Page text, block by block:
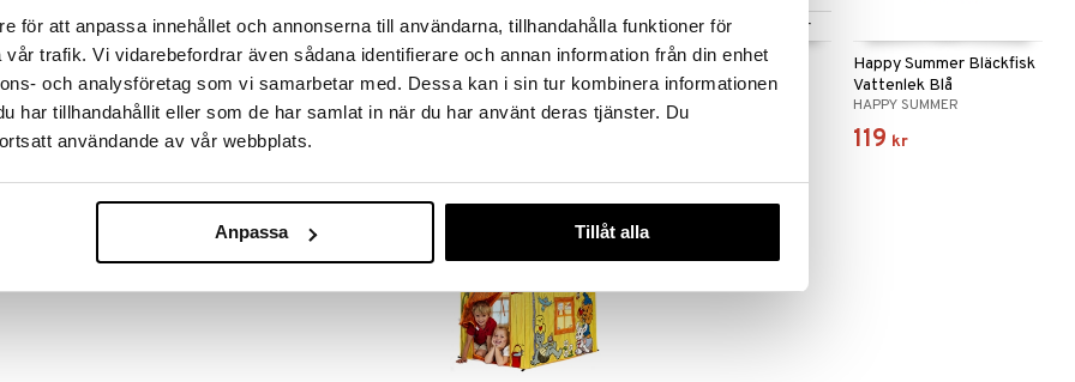
för att anpassa innehållet och annonserna till användarna, tillhandahålla funktioner för
trafik. Vi vidarebefordrar även sådana identifierare och annan information från din enhet
och analysföretag som vi samarbetar med. Dessa kan i sin tur kombinera informationen
har tillhandahållit eller som de har samlat in när du har använt deras tjänster. Du
användande av vår webbplats.
Anpassa Tillåt alla
Finns i flera varianter
Waboba Original
WABOBA
Finns i flera varianter
California Justerbara
Inlines
CALIFORNIA
Happy Summer Bläckfisk
Vattenlek Blå
HAPPY SUMMER
119 kr